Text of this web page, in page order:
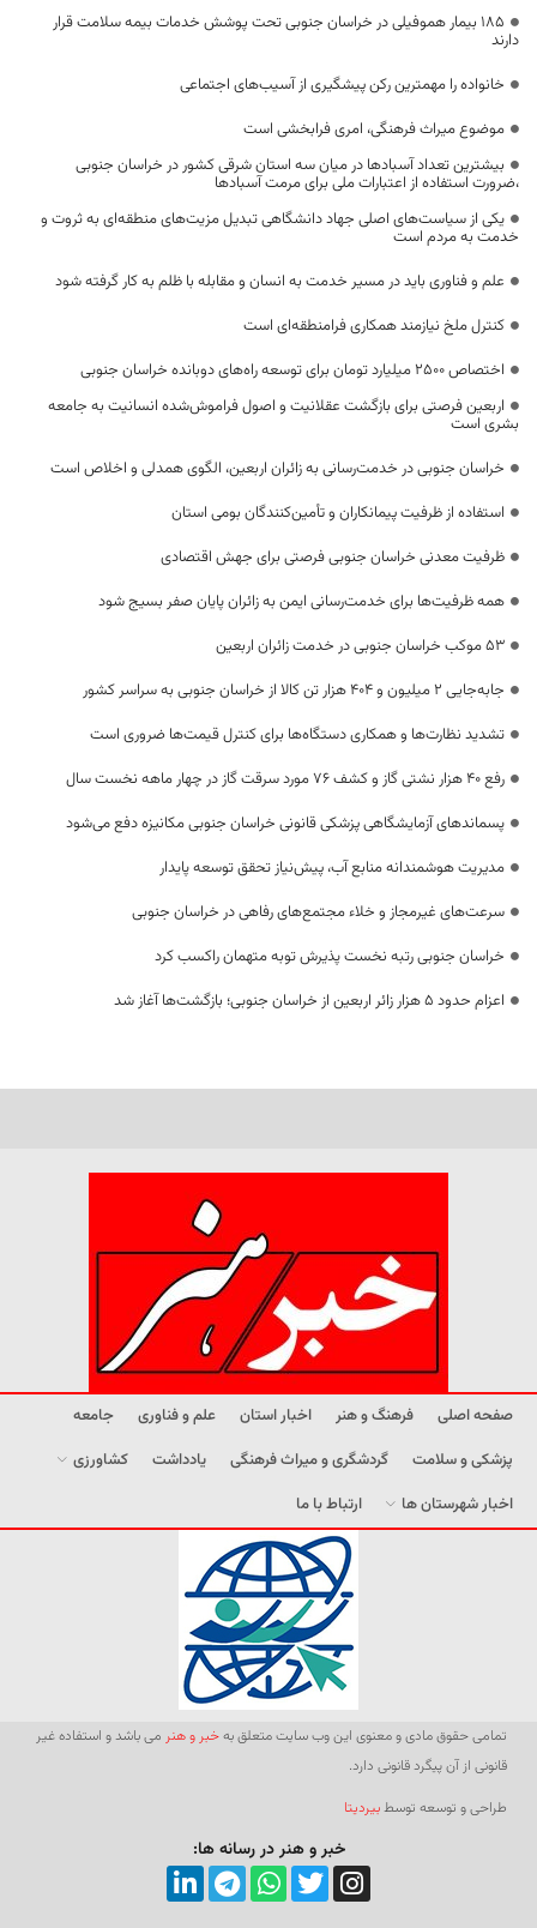
۱۸۵ بیمار هموفیلی در خراسان جنوبی تحت پوشش خدمات بیمه سلامت قرار
دارند
خانواده را مهمترین رکن پیشگیری از آسیب‌های اجتماعی
موضوع میراث فرهنگی، امری فرابخشی است
بیشترین تعداد آسبادها در میان سه استان شرقی کشور در خراسان جنوبی
،ضرورت استفاده از اعتبارات ملی برای مرمت آسبادها
یکی از سیاست‌های اصلی جهاد دانشگاهی تبدیل مزیت‌های منطقه‌ای به ثروت و
خدمت به مردم است
علم و فناوری باید در مسیر خدمت به انسان و مقابله با ظلم به کار گرفته شود
کنترل ملخ نیازمند همکاری فرامنطقه‌ای است
اختصاص 2500 میلیارد تومان برای توسعه راه‌های دوبانده خراسان جنوبی
اربعین فرصتی برای بازگشت عقلانیت و اصول فراموش‌شده انسانیت به جامعه
بشری است
خراسان جنوبی در خدمت‌رسانی به زائران اربعین، الگوی همدلی و اخلاص است
استفاده از ظرفیت پیمانکاران و تأمین‌کنندگان بومی استان
ظرفیت معدنی خراسان جنوبی فرصتی برای جهش اقتصادی
همه ظرفیت‌ها برای خدمت‌رسانی ایمن به زائران پایان صفر بسیج شود
53 موکب خراسان جنوبی در خدمت زائران اربعین
جابه‌جایی 2 میلیون و 404 هزار تن کالا از خراسان جنوبی به سراسر کشور
تشدید نظارت‌ها و همکاری دستگاه‌ها برای کنترل قیمت‌ها ضروری است
رفع 40 هزار نشتی گاز و کشف 76 مورد سرقت گاز در چهار ماهه نخست سال
پسماندهای آزمایشگاهی پزشکی قانونی خراسان جنوبی مکانیزه دفع می‌شود
مدیریت هوشمندانه منابع آب، پیش‌نیاز تحقق توسعه پایدار
سرعت‌های غیرمجاز و خلاء مجتمع‌های رفاهی در خراسان جنوبی
خراسان جنوبی رتبه نخست پذیرش توبه متهمان راکسب کرد
اعزام حدود 5 هزار زائر اربعین از خراسان جنوبی؛ بازگشت‌ها آغاز شد
صفحه اصلی فرهنگ و هنر اخبار استان علم و فناوری
جامعه
پزشکی و سلامت
گردشگری و میراث فرهنگی یادداشت
کشاورزی
اخبار شهرستان ها
ارتباط با ما
تمامی حقوق مادی و معنوی این وب سایت متعلق بهخبر و هنر می باشد و استفاده غیر
قانونی از آن پیگرد قانونی دارد.
طراحی و توسعه توسطبیردیتا
خبر و هنر در رسانه ها: